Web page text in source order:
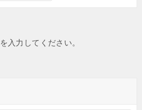
入力してください。